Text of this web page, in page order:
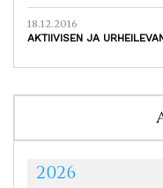
18.12.2016
AKTIIVISEN JA
2026